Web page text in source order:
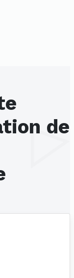
de